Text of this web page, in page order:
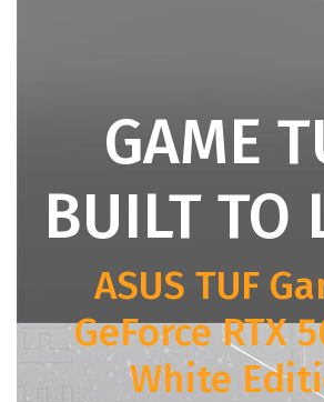
GAME
BUILT TO
ASUS TUF
GeForce RTX
White